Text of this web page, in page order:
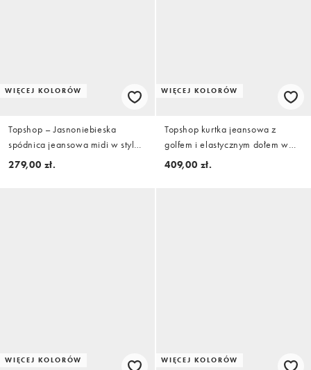
WIĘCEJ KOLORÓW
Topshop – Jasnoniebieska
spódnica jeansowa midi w stylu
lat 90
279,00 zł.
WIĘCEJ KOLORÓW
Topshop kurtka jeansowa z
golfem i elastycznym dołem w
kolorze kości słoniowej
409,00 zł.
WIĘCEJ KOLORÓW WIĘCEJ KOLORÓW